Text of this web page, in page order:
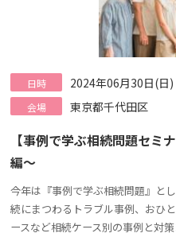
日時 2024年06月30日(日)
会場 東京都千代田区
【事例で学ぶ相続問題セミ
編～
今年は『事例で学ぶ相続問題』と
続にまつわるトラブル事例、おひ
ースなど相続ケース別の事例と対